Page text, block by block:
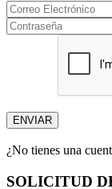
¿No tienes una
SOLICITUD